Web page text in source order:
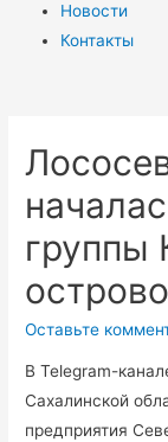
Новости
Контакты
группы
Оставьте
В Telegram-
Сахалинской
предприятия